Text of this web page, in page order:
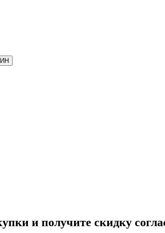
ИН
и получите скидку